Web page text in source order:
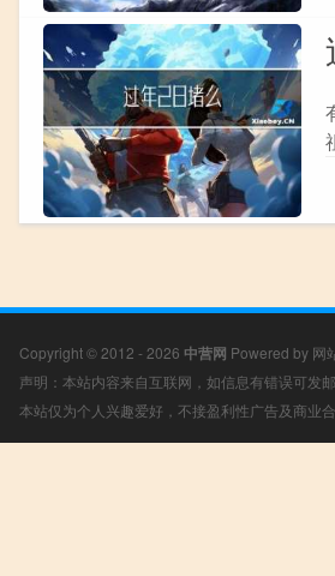
Copyright © 2012 - 2026 中营网 Powered by 网
声明：本站内容来自互联网，如信息有错误可发
本站仅为个人兴趣爱好，不接盈利性广告及商业